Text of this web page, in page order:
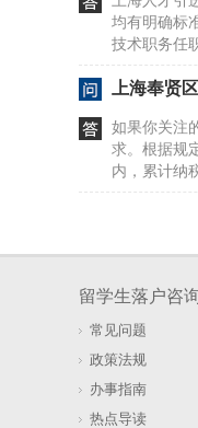
均有明确标
技术职务任
上海奉贤
如果你关注
求。根据规
内，累计纳
留学生落户
第一份工作
应届生落
有申请资质
应届生落户
留学生落户咨
常见问题
政策法规
办事指南
热点导读